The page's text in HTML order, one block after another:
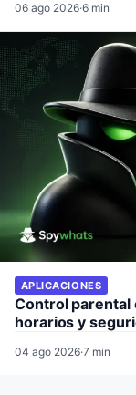
06 ago 2026·6 min
APLICACIONES
Control parental
horarios y
04 ago 2026·7 min